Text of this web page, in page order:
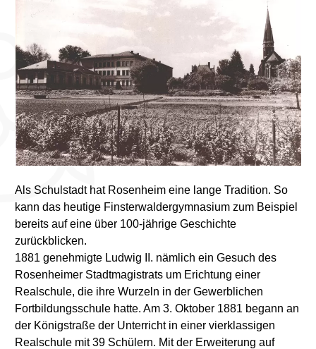
Als Schulstadt hat Rosenheim eine lange Tradition. So
kann das heutige Finsterwaldergymnasium zum Beispiel
bereits auf eine über 100-jährige Geschichte
zurückblicken.
1881 genehmigte Ludwig II. nämlich ein Gesuch des
Rosenheimer Stadtmagistrats um Erichtung einer
Realschule, die ihre Wurzeln in der Gewerblichen
Fortbildungsschule hatte. Am 3. Oktober 1881 begann an
der Königstraße der Unterricht in einer vierklassigen
Realschule mit 39 Schülern. Mit der Erweiterung auf